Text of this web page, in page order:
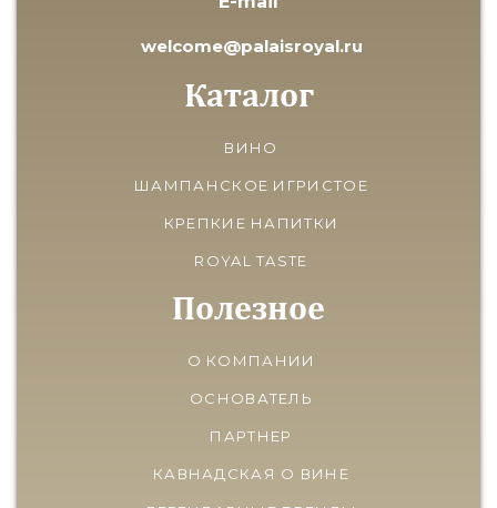
welcome@palaisroyal.ru
Каталог
ВИНО
ШАМПАНСКОЕ ИГРИСТОЕ
КРЕПКИЕ НАПИТКИ
ROYAL TASTE
Полезное
О КОМПАНИИ
ОСНОВАТЕЛЬ
ПАРТНЕР
КАВНАДСКАЯ О ВИНЕ